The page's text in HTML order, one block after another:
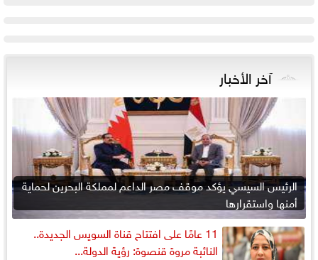
آخر الأخبار
الرئيس السيسي يؤكد موقف مصر الداعم لمملكة البحرين لحماية
أمنها واستقرارها
11 عامًا على افتتاح قناة السويس الجديدة..
النائبة مروة قنصوة: رؤية الدولة...